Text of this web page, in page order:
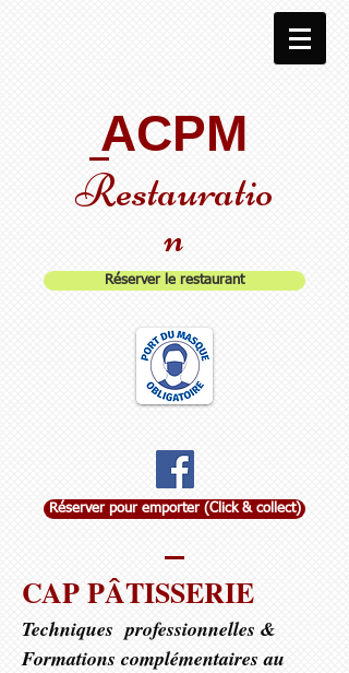
ACPM
Restauratio
n
Réserver le restaurant
Réserver pour emporter (Click & collect)
CAP PÂTISSERIE
Techniques professionnelles &
Formations complémentaires au